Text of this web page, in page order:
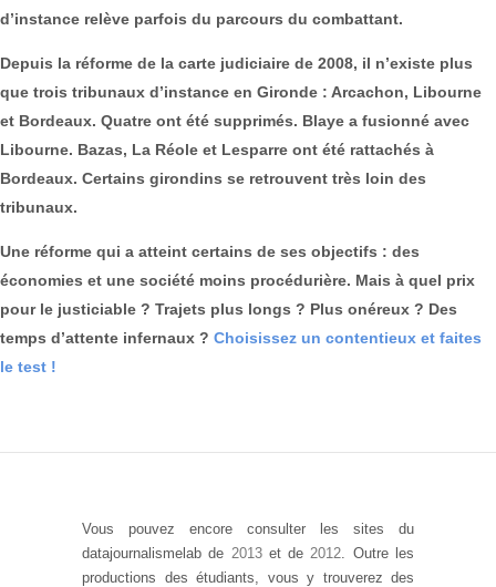
d’instance relève parfois du parcours du combattant.
Depuis la réforme de la carte judiciaire de 2008, il n’existe plus
que trois tribunaux d’instance en Gironde : Arcachon, Libourne
et Bordeaux. Quatre ont été supprimés. Blaye a fusionné avec
Libourne. Bazas, La Réole et Lesparre ont été rattachés à
Bordeaux. Certains girondins se retrouvent très loin des
tribunaux.
Une réforme qui a atteint certains de ses objectifs : des
économies et une société moins procédurière. Mais à quel prix
pour le justiciable ? Trajets plus longs ? Plus onéreux ? Des
temps d’attente infernaux ? Choisissez un contentieux et faites
le test !
Vous pouvez encore consulter les sites du
datajournalismelab de 2013et de2012. Outre les
productions des étudiants, vous y trouverez des